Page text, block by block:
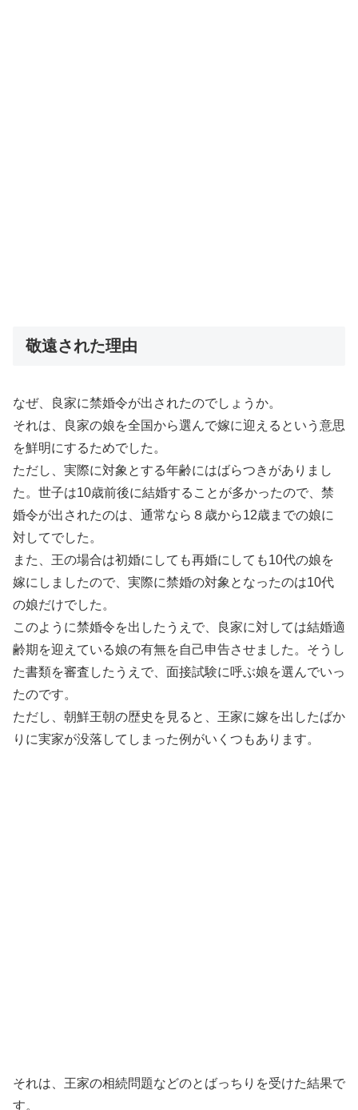
敬遠された理由
なぜ、良家に禁婚令が出されたのでしょうか。
それは、良家の娘を全国から選んで嫁に迎えるという意思
を鮮明にするためでした。
ただし、実際に対象とする年齢にはばらつきがありまし
た。世子は10歳前後に結婚することが多かったので、禁
婚令が出されたのは、通常なら８歳から12歳までの娘に
対してでした。
また、王の場合は初婚にしても再婚にしても10代の娘を
嫁にしましたので、実際に禁婚の対象となったのは10代
の娘だけでした。
このように禁婚令を出したうえで、良家に対しては結婚適
齢期を迎えている娘の有無を自己申告させました。そうし
た書類を審査したうえで、面接試験に呼ぶ娘を選んでいっ
たのです。
ただし、朝鮮王朝の歴史を見ると、王家に嫁を出したばか
りに実家が没落してしまった例がいくつもあります。
それは、王家の相続問題などのとばっちりを受けた結果で
す。